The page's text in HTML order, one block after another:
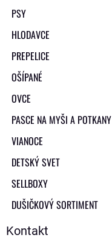
PSY
HLODAVCE
PREPELICE
OŠÍPANÉ
OVCE
PASCE NA MYŠI A POTKANY
VIANOCE
DETSKÝ SVET
SELLBOXY
DUŠIČKOVÝ SORTIMENT
Kontakt